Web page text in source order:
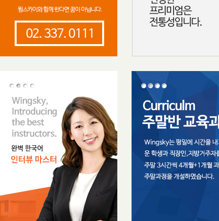
현재 채용중인 곳
에미레이트
현재 채용중인 곳 KTX, SRT
현재 채용중인 곳
대한항공